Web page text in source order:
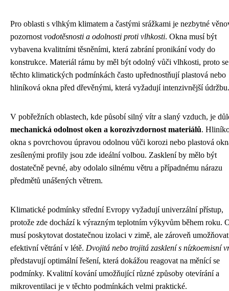
Pro oblasti s vlhkým klimatem a častými srážkami je nezbytné
pozornost vodotěsnosti a odolnosti proti vlhkosti. Okna musí být
vybavena kvalitními těsněními, která zabrání pronikání vody do
konstrukce. Materiál rámu by měl být odolný vůči vlhkosti, proto
těchto klimatických podmínkách často upřednostňují plastová nebo
hliníková okna před dřevěnými, která vyžadují intenzivnější údržbu.
V pobřežních oblastech, kde působí silný vítr a slaný vzduch, je
mechanická odolnost oken a korozivzdornost materiálů.
okna s povrchovou úpravou odolnou vůči korozi nebo plastová
zesílenými profily jsou zde ideální volbou. Zasklení by mělo být
dostatečně pevné, aby odolalo silnému větru a případnému nárazu
předmětů unášených větrem.
Klimatické podmínky střední Evropy vyžadují univerzální přístup,
protože zde dochází k výrazným teplotním výkyvům během roku.
musí poskytovat dostatečnou izolaci v zimě, ale zároveň umožňovat
efektivní větrání v létě. Dvojitá nebo trojitá zasklení s nízkoemisní
představují optimální řešení, která dokážou reagovat na měnící se
podmínky. Kvalitní kování umožňující různé způsoby otevírání a
mikroventilaci je v těchto podmínkách velmi praktické.